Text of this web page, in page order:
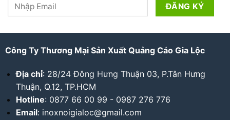
Công Ty Thương Mại Sản Xuất Quảng Cáo Gia Lộc
Địa chỉ: 28/24 Đông Hưng Thuận 03, P.Tân Hưng
Thuận, Q.12, TP.HCM
Hotline: 0877 66 00 99 - 0987 276 776
Email: inoxnoigialoc@gmail.com